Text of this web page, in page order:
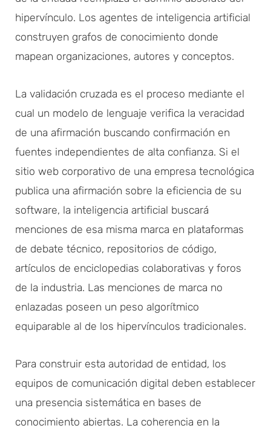
hipervínculo. Los agentes de inteligencia artificial
construyen grafos de conocimiento donde
mapean organizaciones, autores y conceptos.
La validación cruzada es el proceso mediante el
cual un modelo de lenguaje verifica la veracidad
de una afirmación buscando confirmación en
fuentes independientes de alta confianza. Si el
sitio web corporativo de una empresa tecnológica
publica una afirmación sobre la eficiencia de su
software, la inteligencia artificial buscará
menciones de esa misma marca en plataformas
de debate técnico, repositorios de código,
artículos de enciclopedias colaborativas y foros
de la industria. Las menciones de marca no
enlazadas poseen un peso algorítmico
equiparable al de los hipervínculos tradicionales.
Para construir esta autoridad de entidad, los
equipos de comunicación digital deben establecer
una presencia sistemática en bases de
conocimiento abiertas. La coherencia en la